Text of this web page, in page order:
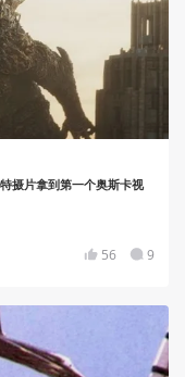
摄片拿到第一个奥斯卡视
56 9